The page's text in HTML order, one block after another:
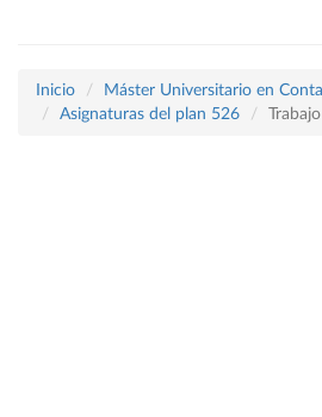
Inicio
Máster Universitario en
Asignaturas del plan 526